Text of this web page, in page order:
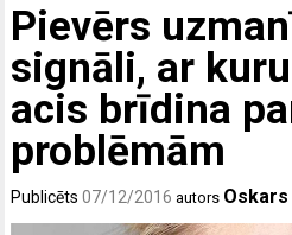
Pievērs
signāli, ar
acis brīdina
problēmām
Publicēts07/12/2016 autors Oskars